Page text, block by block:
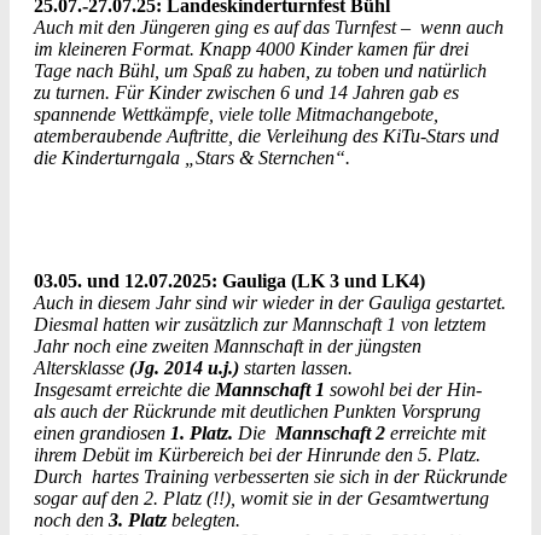
25.07.-27.07.25: Landeskinderturnfest Bühl
Auch mit den Jüngeren ging es auf das Turnfest – wenn auch
im kleineren Format. Knapp 4000 Kinder kamen für drei
Tage nach Bühl, um Spaß zu haben, zu toben und natürlich
zu turnen. Für Kinder zwischen 6 und 14 Jahren gab es
spannende Wettkämpfe, viele tolle Mitmachangebote,
atemberaubende Auftritte, die Verleihung des KiTu-Stars und
die Kinderturngala „Stars & Sternchen“.
03.05. und 12.07.2025: Gauliga (LK 3 und LK4)
Auch in diesem Jahr sind wir wieder in der Gauliga gestartet.
Diesmal hatten wir zusätzlich zur Mannschaft 1 von letztem
Jahr noch eine zweiten Mannschaft in der jüngsten
Altersklasse (Jg. 2014 u.j.) starten lassen.
Insgesamt erreichte die Mannschaft 1 sowohl bei der Hin-
als auch der Rückrunde mit deutlichen Punkten Vorsprung
einen grandiosen 1. Platz. Die Mannschaft 2 erreichte mit
ihrem Debüt im Kürbereich bei der Hinrunde den 5. Platz.
Durch hartes Training verbesserten sie sich in der Rückrunde
sogar auf den 2. Platz (!!), womit sie in der Gesamtwertung
noch den 3. Platz belegten.